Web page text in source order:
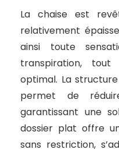
La chaise est
relativement
ainsi toute
transpiration,
optimal. La
permet de
garantissant une
dossier plat offre
sans restriction,